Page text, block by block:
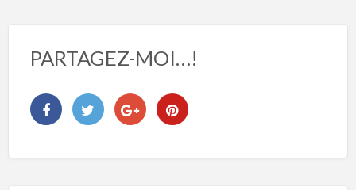
PARTAGEZ-MOI…!